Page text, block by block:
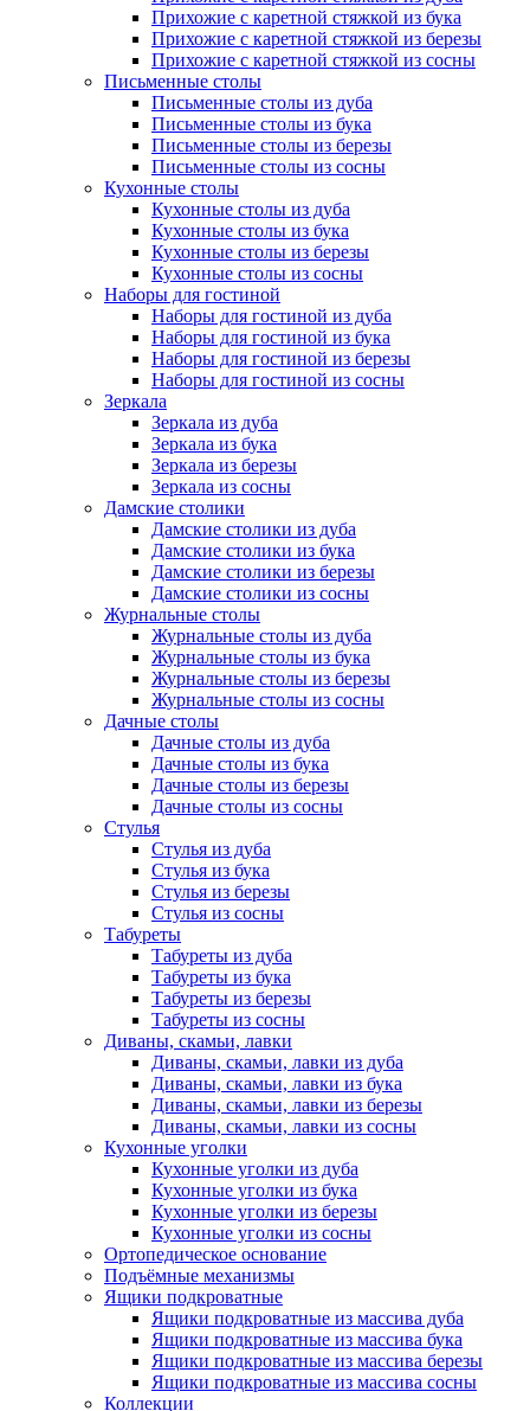
Прихожие с каретной стяжкой из бука
Прихожие с каретной стяжкой из березы
Прихожие с каретной стяжкой из сосны
Письменные столы
Письменные столы из дуба
Письменные столы из бука
Письменные столы из березы
Письменные столы из сосны
Кухонные столы
Кухонные столы из дуба
Кухонные столы из бука
Кухонные столы из березы
Кухонные столы из сосны
Наборы для гостиной
Наборы для гостиной из дуба
Наборы для гостиной из бука
Наборы для гостиной из березы
Наборы для гостиной из сосны
Зеркала
Зеркала из дуба
Зеркала из бука
Зеркала из березы
Зеркала из сосны
Дамские столики
Дамские столики из дуба
Дамские столики из бука
Дамские столики из березы
Дамские столики из сосны
Журнальные столы
Журнальные столы из дуба
Журнальные столы из бука
Журнальные столы из березы
Журнальные столы из сосны
Дачные столы
Дачные столы из дуба
Дачные столы из бука
Дачные столы из березы
Дачные столы из сосны
Стулья
Стулья из дуба
Стулья из бука
Стулья из березы
Стулья из сосны
Табуреты
Табуреты из дуба
Табуреты из бука
Табуреты из березы
Табуреты из сосны
Диваны, скамьи, лавки
Диваны, скамьи, лавки из дуба
Диваны, скамьи, лавки из бука
Диваны, скамьи, лавки из березы
Диваны, скамьи, лавки из сосны
Кухонные уголки
Кухонные уголки из дуба
Кухонные уголки из бука
Кухонные уголки из березы
Кухонные уголки из сосны
Ортопедическое основание
Подъёмные механизмы
Ящики подкроватные
Ящики подкроватные из массива дуба
Ящики подкроватные из массива бука
Ящики подкроватные из массива березы
Ящики подкроватные из массива сосны
Коллекции